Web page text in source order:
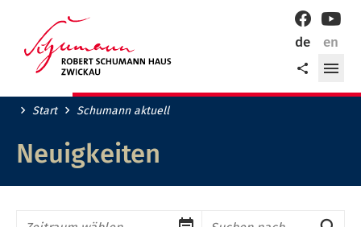
Stadt
de
en
Teilen
Facebook
Start Schumann aktuell
Neuigkeiten
Zeitraum